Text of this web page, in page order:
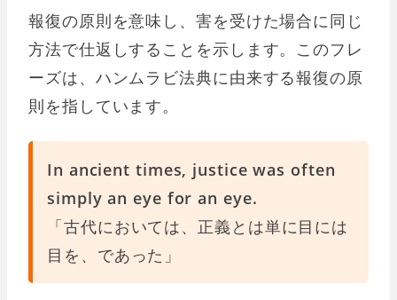
報復の原則を意味し、害を受けた場合に同じ
方法で仕返しすることを示します。このフレ
ーズは、ハンムラビ法典に由来する報復の原
則を指しています。
In ancient times, justice was often
simply an eye for an eye.
「古代においては、正義とは単に目には
目を、であった」